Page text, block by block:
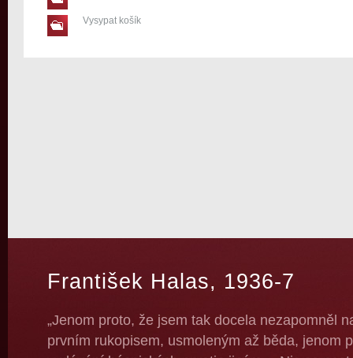
Vysypat košík
František Halas, 1936-7
„Jenom proto, že jsem tak docela nezapomněl
prvním rukopisem, usmoleným až běda, jenom